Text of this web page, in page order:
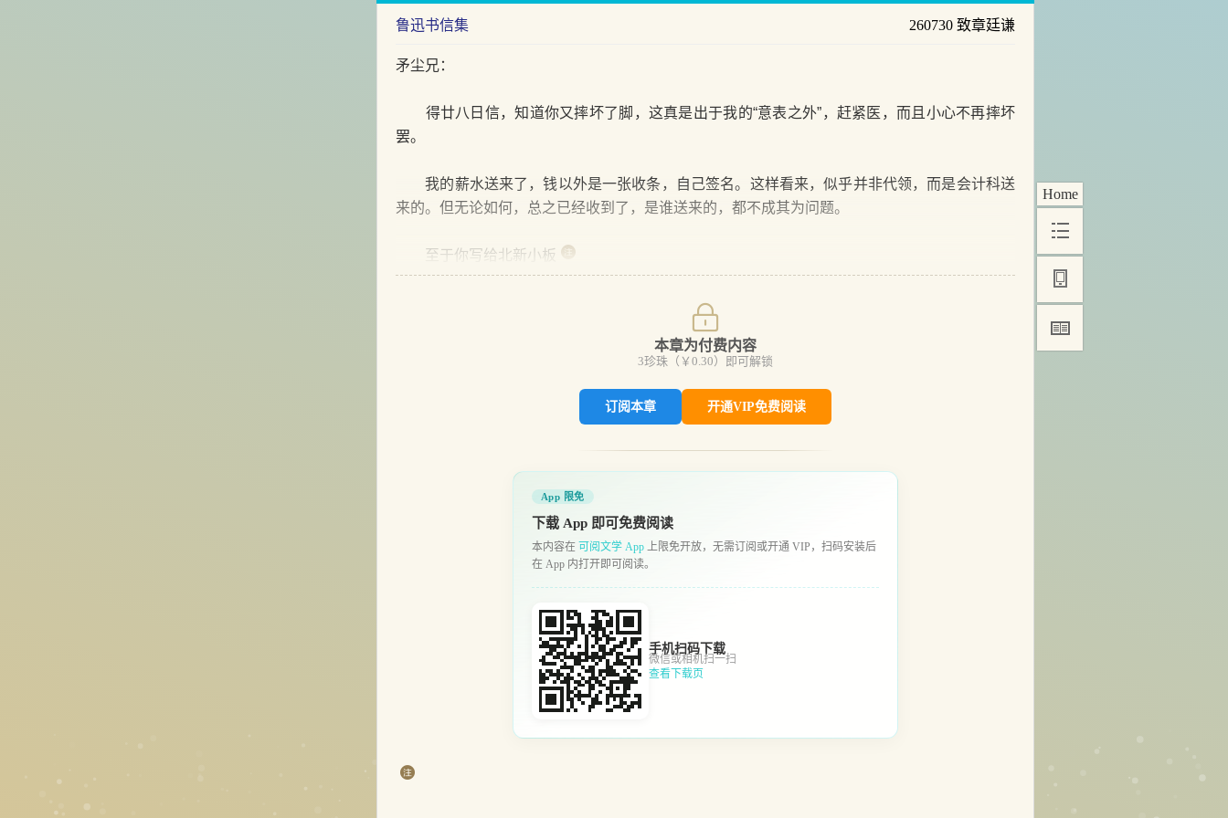
Home
鲁迅书信集 260730 致章廷谦
矛尘兄：
得廿八日信，知道你又摔坏了脚，这真是出于我的“意表之外”，赶紧医，而且小心不再摔坏
罢。
我的薪水送来了，钱以外是一张收条，自己签名。这样看来，似乎并非代领，而是会计科送
来的。但无论如何，总之已经收到了，是谁送来的，都不成其为问题。
至于你写给北新小板
本章为付费内容
3珍珠（￥ 0.30）即可解锁
订阅本章 开通VIP免费阅读
App 限免
下载 App 即可免费阅读
本内容在 可阅文学 App 上限免开放，无需订阅或开通 VIP，扫码安装后
在 App 内打开即可阅读。
手机扫码下载
微信或相机扫一扫
查看下载页